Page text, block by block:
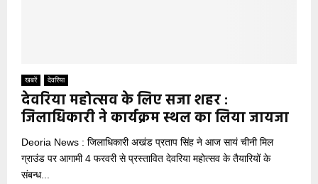
खबरें देवरिया
देवरिया महोत्सव के लिए सजा शहर :
जिलाधिकारी ने कार्यक्रम स्थल का लिया जायजा
Deoria News : जिलाधिकारी अखंड प्रताप सिंह ने आज सायं चीनी मिल
ग्राउंड पर आगामी 4 फरवरी से प्रस्तावित देवरिया महोत्सव के तैयारियों के
संबन्ध...